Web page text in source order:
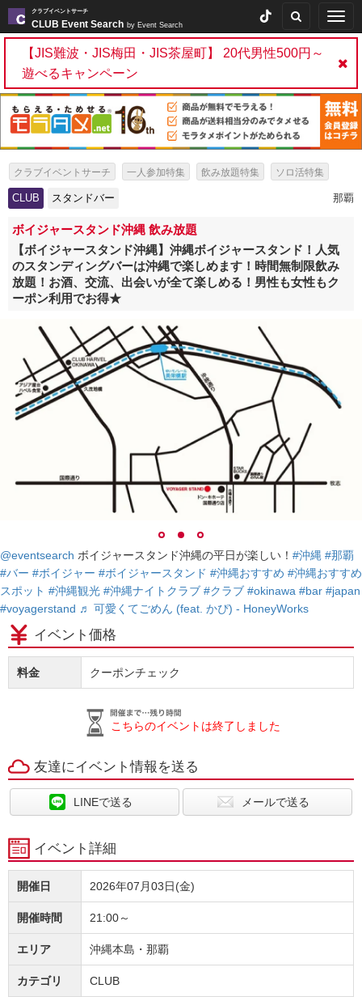
クラブイベントサーチ
CLUB Event Search by Event Search
【JIS難波・JIS梅田・JIS茶屋町】 20代男性500円～
遊べるキャンペーン
クラブイベントサーチ 一人参加特集 飲み放題特集 ソロ活特集
出会いイベント特集
CLUB スタンドバー 那覇
ボイジャースタンド沖縄 飲み放題
【ボイジャースタンド沖縄】沖縄ボイジャースタンド！人気
のスタンディングバーは沖縄で楽しめます！時間無制限飲み
放題！お酒、交流、出会いが全て楽しめる！男性も女性もク
ーポン利用でお得★
@eventsearch ボイジャースタンド沖縄の平日が楽しい！ #沖縄 #那覇
#バー #ボイジャー #ボイジャースタンド #沖縄おすすめ #沖縄おすすめ
スポット #沖縄観光 #沖縄ナイトクラブ #クラブ #okinawa #bar #japan
#voyagerstand ♬ 可愛くてごめん (feat. かぴ) - HoneyWorks
イベント価格
料金 クーポンチェック
こちらのイベントは終了しました
友達にイベント情報を送る
LINEで送る メールで送る
イベント詳細
開催日 2026年07月03日(金)
開催時間 21:00～
エリア 沖縄本島・那覇
カテゴリ CLUB